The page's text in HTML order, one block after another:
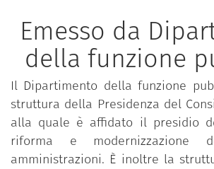
Emesso da
della funzione
Il Dipartimento della funzione
struttura della Presidenza del
alla quale è affidato il presidio
riforma e modernizzazione
amministrazioni. È inoltre la